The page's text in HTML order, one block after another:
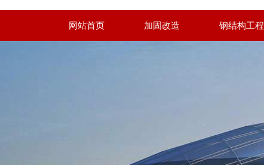
网站首页 加固改造 钢结构工程